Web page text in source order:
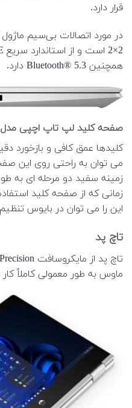
قرار دارد.
همچنین Bluetooth® 5.3 دارد.
صفحه کلید لپ تاپ اچپی مدل ProBook x360 435 G9
کلیدها عمق کافی و بازخورد
می توان به راحتی روی این
زمینه سفید دو مرحله ای به
زمانی که از صفحه کلید
این را می توان در بایوس
تاچ پد
ماوس به طور معمولی کاملاً